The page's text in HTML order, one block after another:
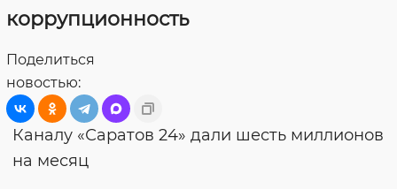
коррупционность
Поделиться
новостью:
Каналу «Саратов 24» дали шесть миллионов
на месяц